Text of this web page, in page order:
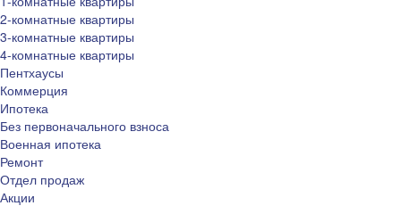
2-комнатные квартиры
3-комнатные квартиры
4-комнатные квартиры
Пентхаусы
Коммерция
Ипотека
Без первоначального взноса
Военная ипотека
Ремонт
Отдел продаж
Акции